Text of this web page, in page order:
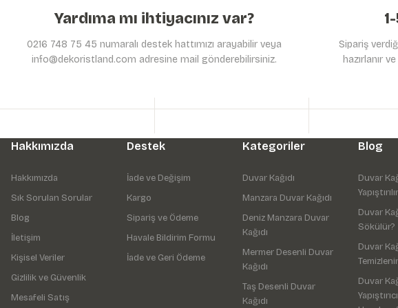
Yardıma mı ihtiyacınız var?
0216 748 75 45 numaralı destek hattımızı arayabilir veya
info@dekoristland.com adresine mail gönderebilirsiniz.
Sipariş
hazırlanır
Hakkımızda
Hakkımızda
Sık Sorulan Sorular
Blog
İletişim
Kişisel Veriler
Gizlilik ve Güvenlik
Mesafeli Satış
Destek
İade ve Değişim
Kargo
Sipariş ve Ödeme
Havale Bildirim Formu
İade ve Geri Ödeme
Kategoriler
Duvar Kağıdı
Manzara Duvar Kağıdı
Deniz Manzara Duvar
Kağıdı
Mermer Desenli Duvar
Kağıdı
Taş Desenli Duvar
Kağıdı
Blog
Duvar
Duvar
Sökülür?
Duvar
Duvar